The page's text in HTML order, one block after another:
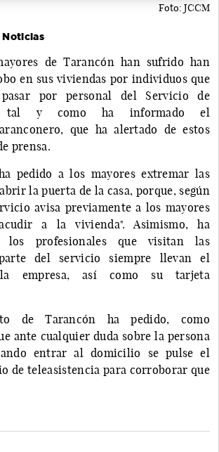
Foto: JCCM
Noticias
de Tarancón han sufrido han
en sus viviendas por individuos que
por personal del Servicio de
tal y como ha informado el
que ha alertado de estos
prensa.
pedido a los mayores extremar las
la puerta de la casa, porque, según
avisa previamente a los mayores
a la vivienda". Asimismo, ha
los profesionales que visitan las
del servicio siempre llevan el
empresa, así como su tarjeta
de Tarancón ha pedido, como
ante cualquier duda sobre la persona
entrar al domicilio se pulse el
de teleasistencia para corroborar que